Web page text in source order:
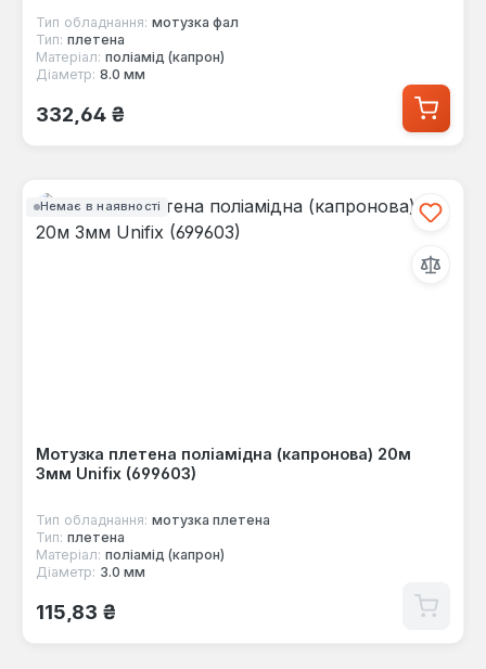
Тип обладнання: мотузка фал
Тип: плетена
Матеріал: поліамід (капрон)
Діаметр: 8.0 мм
Звичайна ціна:
332,64 ₴
Немає в наявності
Мотузка плетена поліамідна (капронова) 20м
3мм Unifix (699603)
Тип обладнання: мотузка плетена
Тип: плетена
Матеріал: поліамід (капрон)
Діаметр: 3.0 мм
Звичайна ціна:
115,83 ₴